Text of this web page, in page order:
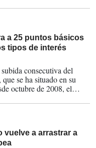
a 25 puntos básicos
tipos de interés
consecutiva del
se ha situado en su
octubre de 2008, el
vuelve a arrastrar a